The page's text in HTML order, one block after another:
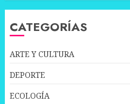
CATEGORÍAS
ARTE Y CULTURA
DEPORTE
ECOLOGÍA